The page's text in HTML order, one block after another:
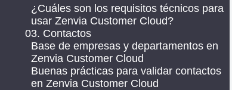
¿Cuáles son los requisitos técnicos para
usar Zenvia Customer Cloud?
03. Contactos
Base de empresas y departamentos en
Zenvia Customer Cloud
Buenas prácticas para validar contactos
en Zenvia Customer Cloud